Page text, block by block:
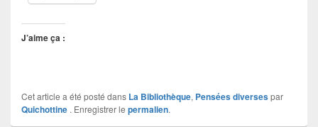
J’aime ça :
Cet article a été posté dans La Bibliothèque, Pensées diversespar
Quichottine . Enregistrer le permalien.